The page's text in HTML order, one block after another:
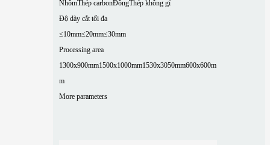
NhômThép carbonĐồngThép không gỉ
Độ dày cắt tối đa
≤10mm≤20mm≤30mm
Processing area
1300x900mm1500x1000mm1530x3050mm600x600m
m
More parameters